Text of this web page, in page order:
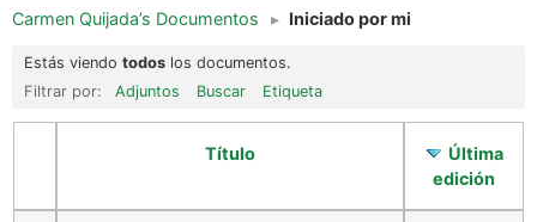
Carmen Quijada’s Documentos ▸ Iniciado por mi
Estás viendo todos los documentos.
Filtrar por:
Adjuntos Buscar Etiqueta
Título
Última
edición